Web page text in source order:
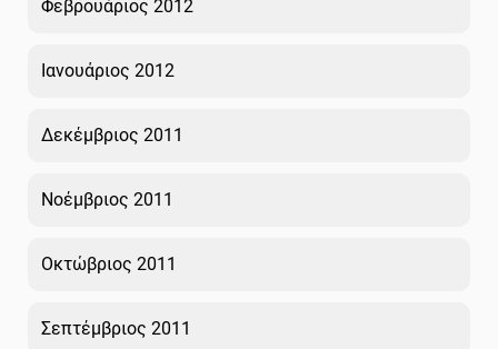
Φεβρουάριος 2012
Ιανουάριος 2012
Δεκέμβριος 2011
Νοέμβριος 2011
Οκτώβριος 2011
Σεπτέμβριος 2011